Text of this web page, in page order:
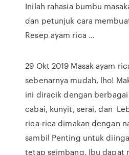
Inilah rahasia bumbu
dan petunjuk cara
Resep ayam rica …
29 Okt 2019 Masak ayam
sebenarnya mudah, lho!
ini diracik dengan
cabai, kunyit, serai, dan
rica-rica dimakan dengan
sambil Penting untuk
tetap seimbang, Ibu dapat